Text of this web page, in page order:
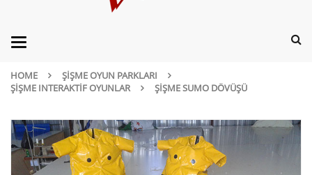
Categories
HOME
ŞIŞME OYUN PARKLARI
ŞIŞME INTERAKTIF OYUNLAR
ŞIŞME SUMO DÖVÜŞÜ